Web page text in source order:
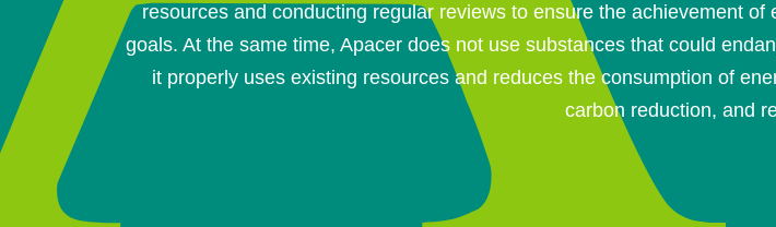
resources and conducting regular reviews to ensure the achievement
goals. At the same time, Apacer does not use substances that could
it properly uses existing resources and reduces the consumption of
carbon reduction, and